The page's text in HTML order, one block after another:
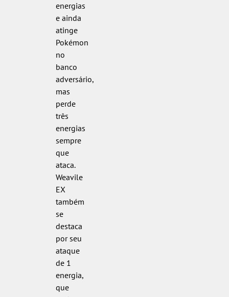
energias
e ainda
atinge
Pokémon
no
banco
adversário,
mas
perde
três
energias
sempre
que
ataca.
Weavile
EX
também
se
destaca
por seu
ataque
de 1
energia,
que